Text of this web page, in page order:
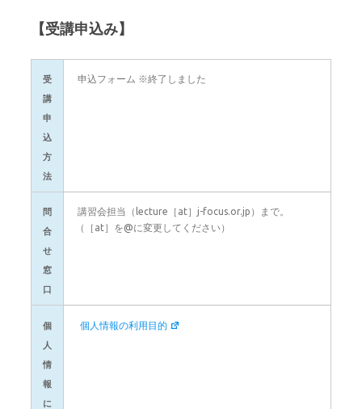
【受講申込み】
受
講
申
込
方
法
申込フォーム ※終了しました
問
合
せ
窓
口
講習会担当（lecture［at］j-focus.or.jp）まで。
（［at］を@に変更してください）
個
人
情
報
に
個人情報の利用目的